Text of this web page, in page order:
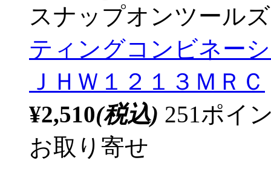
スナップオンツールズ
ティングコンビネー
ＪＨＷ１２１３ＭＲＣ
¥2,510(税込) 251ポイ
お取り寄せ